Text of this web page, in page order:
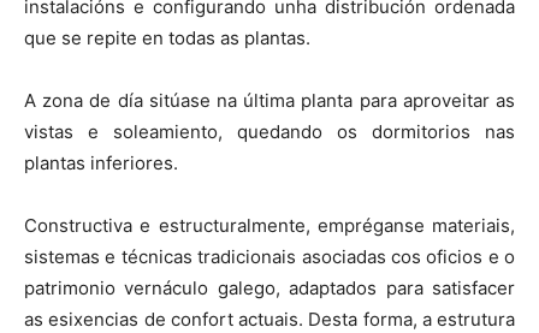
instalacións e configurando unha distribución ordenada
que se repite en todas as plantas.
A zona de día sitúase na última planta para aproveitar as
vistas e soleamiento, quedando os dormitorios nas
plantas inferiores.
Constructiva e estructuralmente, empréganse materiais,
sistemas e técnicas tradicionais asociadas cos oficios e o
patrimonio vernáculo galego, adaptados para satisfacer
as esixencias de confort actuais. Desta forma, a estrutura